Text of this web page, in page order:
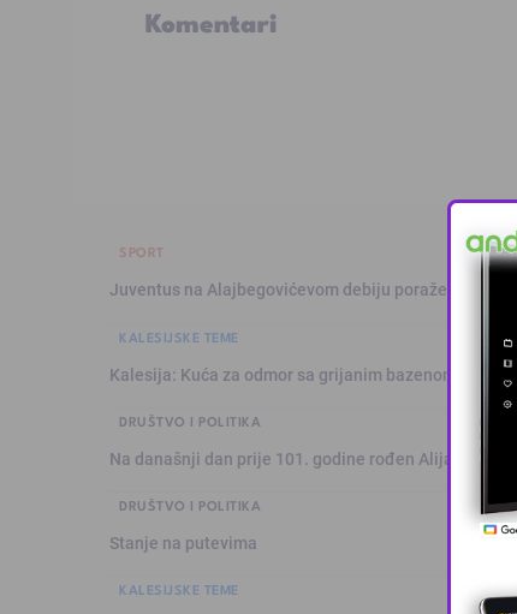
Komentari
SPORT
Juventus na Alajbegovićevom debiju poražen od
KALESIJSKE TEME
Kalesija: Kuća za odmor sa grijanim bazenom
DRUŠTVO I POLITIKA
Na današnji dan prije 101. godine rođen Alija
DRUŠTVO I POLITIKA
Stanje na putevima
KALESIJSKE TEME